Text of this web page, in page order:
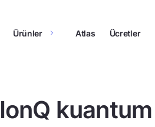
Ürünler Atlas Ücretler
IonQ